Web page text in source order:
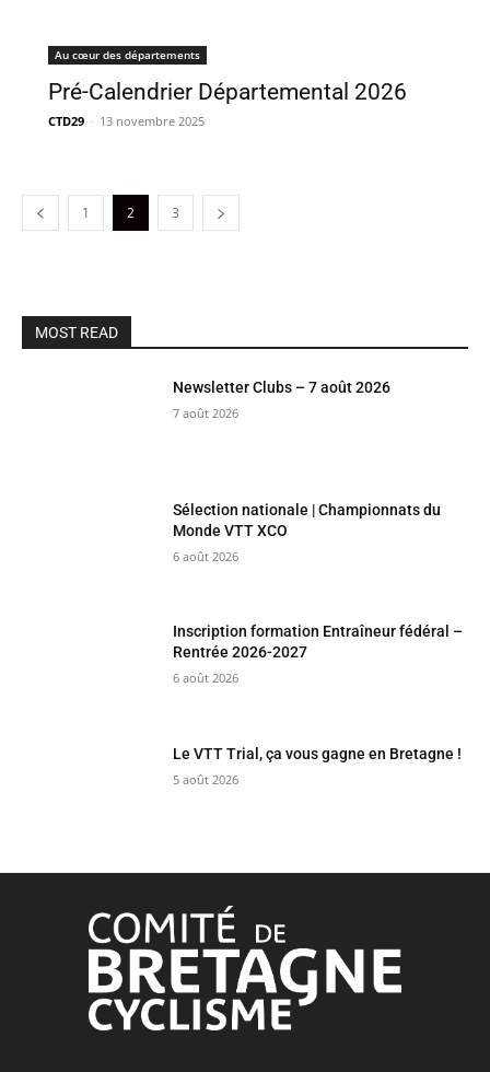
Au cœur des départements
Pré-Calendrier Départemental 2026
CTD29 - 13 novembre 2025
1 2 3
MOST READ
Newsletter Clubs – 7 août 2026
7 août 2026
Sélection nationale | Championnats du
Monde VTT XCO
6 août 2026
Inscription formation Entraîneur fédéral –
Rentrée 2026-2027
6 août 2026
Le VTT Trial, ça vous gagne en Bretagne !
5 août 2026